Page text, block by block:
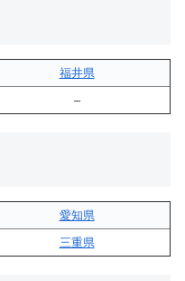
福井県
–
愛知県
三重県